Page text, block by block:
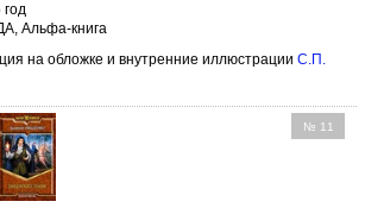
год
Альфа-книга
на обложке и внутренние иллюстрации С.П.
№ 11